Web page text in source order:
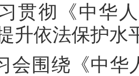
贯彻《中华
升依法保护水
会围绕《中华